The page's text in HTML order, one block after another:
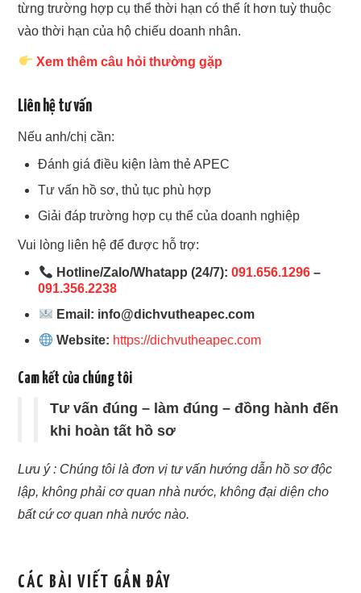
từng trường hợp cụ thể thời hạn có thể ít hơn tuỳ thuộc
vào thời hạn của hộ chiếu doanh nhân.
Xem thêm câu hỏi thường gặp
Liên hệ tư vấn
Nếu anh/chị cần:
Đánh giá điều kiện làm thẻ APEC
Tư vấn hồ sơ, thủ tục phù hợp
Giải đáp trường hợp cụ thể của doanh nghiệp
Vui lòng liên hệ để được hỗ trợ:
Hotline/Zalo/Whatapp (24/7): 091.656.1296–
091.356.2238
Email: info@dichvutheapec.com
Website: https://dichvutheapec.com
Cam kết của chúng tôi
Tư vấn đúng – làm đúng – đồng hành đến
khi hoàn tất hồ sơ
Lưu ý : Chúng tôi là đơn vị tư vấn hướng dẫn hồ sơ độc
lập, không phải cơ quan nhà nước, không đại diện cho
bất cứ cơ quan nhà nước nào.
CÁC BÀI VIẾT GẦN ĐÂY